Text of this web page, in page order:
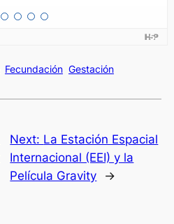
Fecundación Gestación
Next: La Estación Espacial
Internacional (EEI) y la
Película Gravity
→